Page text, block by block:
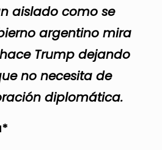
aislado como se
argentino mira
Trump dejando
no necesita de
diplomática.